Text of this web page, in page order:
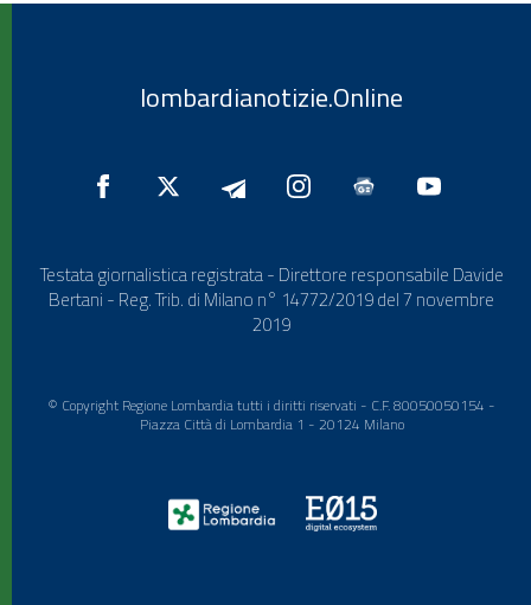
lombardianotizie.Online
Testata giornalistica registrata - Direttore responsabile Davide
Bertani - Reg. Trib. di Milano n° 14772/2019 del 7 novembre
2019
© Copyright Regione Lombardia tutti i diritti riservati - C.F. 80050050154 -
Piazza Città di Lombardia 1 - 20124 Milano